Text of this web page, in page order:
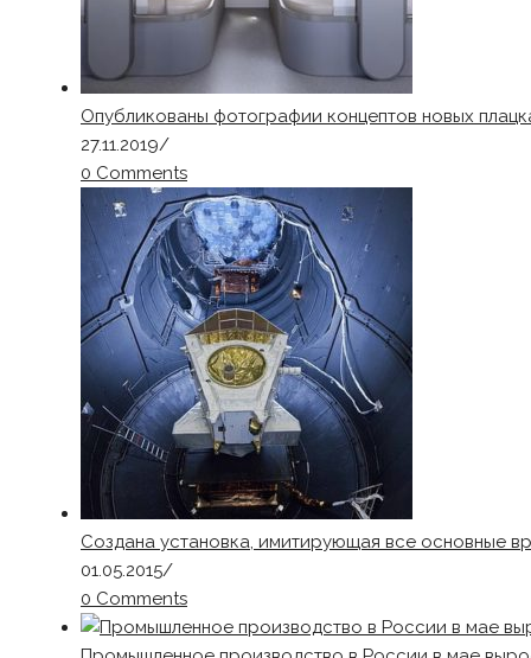
Опубликованы фотографии концептов новых
27.11.2019/
0 Comments
Создана установка, имитирующая все основные
01.05.2015/
0 Comments